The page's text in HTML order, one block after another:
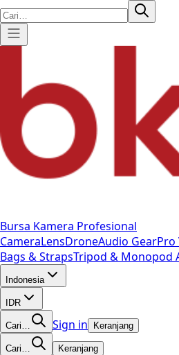
Bursa Kamera Profesional
CameraLensDroneAudio GearPro
Bags & StrapsTripod & Monopod
Indonesia
IDR
Cari… Sign in Keranjang
Cari… Keranjang